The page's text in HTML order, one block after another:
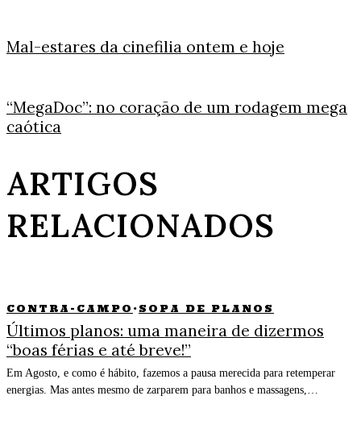
Mal-estares da cinefilia ontem e hoje
“MegaDoc”: no coração de um rodagem mega
caótica
ARTIGOS
RELACIONADOS
CONTRA-CAMPO · SOPA DE PLANOS
Últimos planos: uma maneira de dizermos
“boas férias e até breve!”
Em Agosto, e como é hábito, fazemos a pausa merecida para retemperar
energias. Mas antes mesmo de zarparem para banhos e massagens,…